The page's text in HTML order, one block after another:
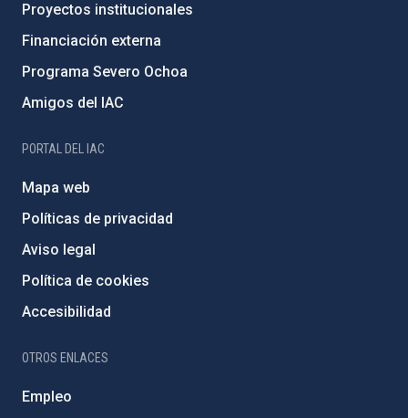
Proyectos institucionales
Financiación externa
Programa Severo Ochoa
Amigos del IAC
PORTAL DEL IAC
Mapa web
Políticas de privacidad
Aviso legal
Política de cookies
Accesibilidad
OTROS ENLACES
Empleo